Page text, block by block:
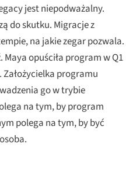
jest niepodważalny.
do skutku. Migracje z
na jakie zegar pozwala.
Maya opuściła program w Q1
Założycielka programu
go w trybie
na tym, by program
polega na tym, by być